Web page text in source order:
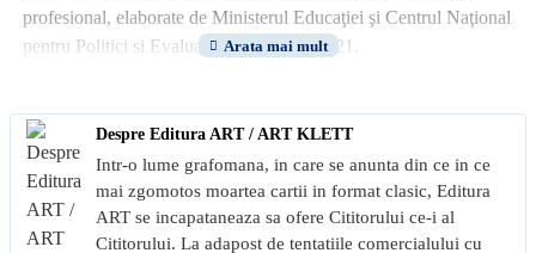
Despre Editura ART / ART KLETT
Intr-o lume grafomana, in care se anunta din ce in ce
mai zgomotos moartea cartii in format clasic, Editura
ART se incapataneaza sa ofere Cititorului ce-i al
Cititorului. La adapost de tentatiile comercialului cu
profesional, elaborate de Ministerul Educaţiei şi Centrul Naţional
pentru Politici si Evaluare în Educaţie, 2021.
manualele şcolare aprobate, acest atlas şcolar actualizează
informaţiile referitoare la geografia fizică
pentru clasa a IX-a, atât pentru conţinuturile referitoare la
Univers şi la Sistemul Solar, cât şi pentru secvenţele legate de
geosferele terestre şi elementele de mediu.